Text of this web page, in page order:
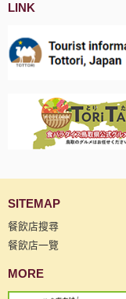
LINK
SITEMAP
餐飲店搜尋
餐飲店一覽
MORE